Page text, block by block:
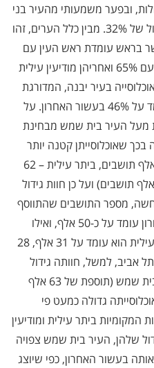
15 הערים הגדולות, ובפער משמעותי מהעיר בני
ברק, המדורגת מיד אחריה עם גידול של 32%. מבין כלל הערים, זהו
בראש עומדת ראש העין עם
גידול של 72%, שניה ביתר עילית עם 65% ואחריהן מודיעין עילית
האוכלוסייה בעיר יבנה, המדורגת
במדד זה מיד אחרי בית שמש, עומד על 46% בעשור האחרון. על
מעל העיר בית שמש מבחינת
בכך שאוכלוסייתן קטנה יותר
באופן משמעותי (ראש העין – 67 אלף תושבים, ביתר עילית – 62
אלף תושבים ומודיעין עילית – 80 אלף תושבים) ועל כן חוות גידול
מספר התושבים שהתווסף
לאוכלוסיית בית שמש בעשור האחרון עומד על כ-50 אלף, ואילו
במודיעין עילית, ראש העין, וביתר עילית הוא עומד על 31 אלף, 28
תל אביב, למשל, חוותה גידול
אוכלוסייה גבוה רק במעט מאשר בית שמש (תוספת של 63 אלף
גדולה כמעט פי
ביתר עילית ומודיעין
שלהן, העיר בית שמש צפויה
בעשור האחרון, כפי שיוצג